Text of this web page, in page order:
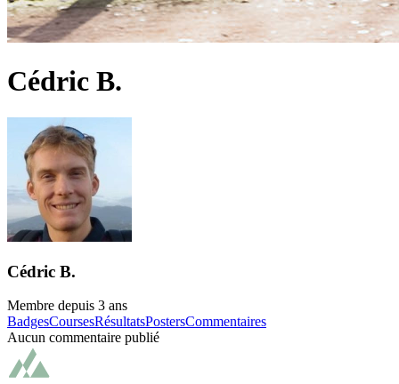
Cédric B.
Cédric B.
Membre depuis 3 ans
BadgesCoursesRésultatsPostersCommentaires
Aucun commentaire publié